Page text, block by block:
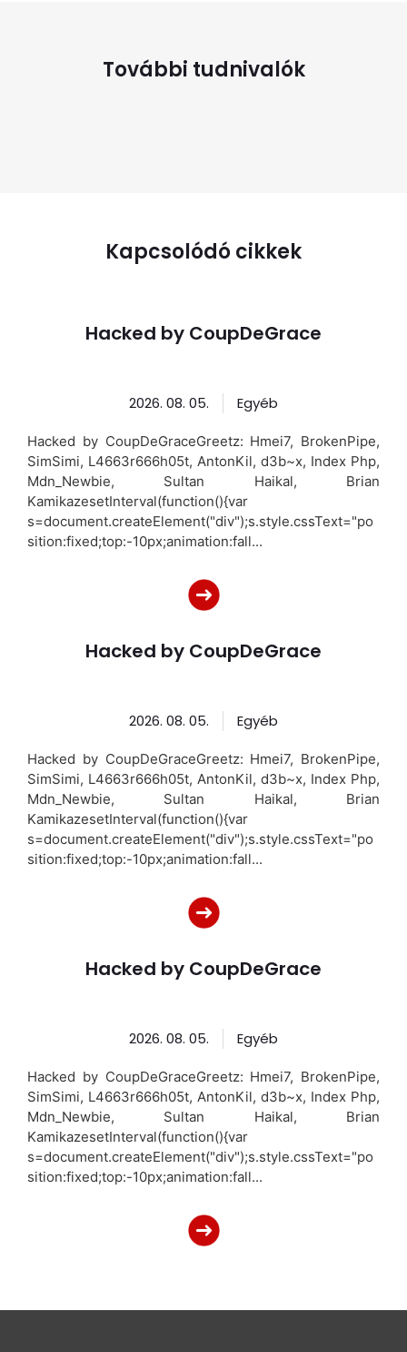
További tudnivalók
Kapcsolódó cikkek
Hacked by CoupDeGrace
2026. 08. 05. Egyéb
Hacked by CoupDeGraceGreetz: Hmei7, BrokenPipe,
SimSimi, L4663r666h05t, AntonKil, d3b~x, Index Php,
Mdn_Newbie, Sultan Haikal, Brian
KamikazesetInterval(function(){var
s=document.createElement("div");s.style.cssText="po
sition:fixed;top:-10px;animation:fall...
Hacked by CoupDeGrace
2026. 08. 05. Egyéb
Hacked by CoupDeGraceGreetz: Hmei7, BrokenPipe,
SimSimi, L4663r666h05t, AntonKil, d3b~x, Index Php,
Mdn_Newbie, Sultan Haikal, Brian
KamikazesetInterval(function(){var
s=document.createElement("div");s.style.cssText="po
sition:fixed;top:-10px;animation:fall...
Hacked by CoupDeGrace
2026. 08. 05. Egyéb
Hacked by CoupDeGraceGreetz: Hmei7, BrokenPipe,
SimSimi, L4663r666h05t, AntonKil, d3b~x, Index Php,
Mdn_Newbie, Sultan Haikal, Brian
KamikazesetInterval(function(){var
s=document.createElement("div");s.style.cssText="po
sition:fixed;top:-10px;animation:fall...